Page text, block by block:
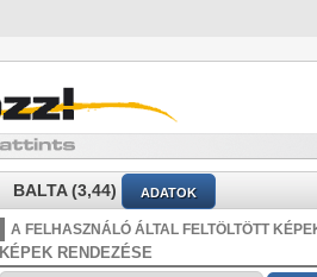
BALTA (3,44) ADATOK
A FELHASZNÁLÓ ÁLTAL FELTÖLTÖTT
KÉPEK RENDEZÉSE